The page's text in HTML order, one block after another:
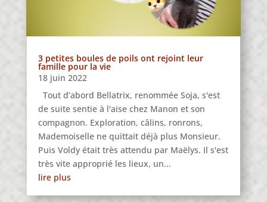
3 petites boules de poils ont rejoint leur
famille pour la vie
18 juin 2022
Tout d’abord Bellatrix, renommée Soja, s'est
de suite sentie à l'aise chez Manon et son
compagnon. Exploration, câlins, ronrons,
Mademoiselle ne quittait déjà plus Monsieur.
Puis Voldy était très attendu par Maëlys. Il s'est
très vite approprié les lieux, un...
lire plus